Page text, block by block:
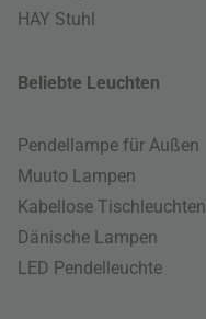
HAY Stuhl
Beliebte Leuchten
Pendellampe für Außen
Muuto Lampen
Kabellose Tischleuchten
Dänische Lampen
LED Pendelleuchte